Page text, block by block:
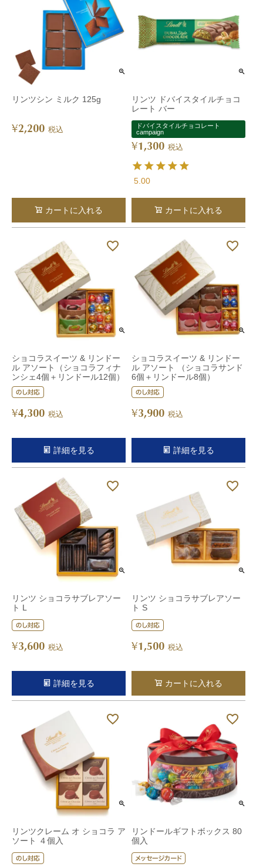
リンツシン ミルク 125g
¥2,200 税込
カートに入れる
リンツ ドバイスタイルチョコ
レート バー
ドバイスタイルチョコレート
campaign
¥1,300 税込
5.00
カートに入れる
ショコラスイーツ & リンドー
ル アソート（ショコラフィナ
ンシェ4個＋リンドール12個）
¥4,300 税込
詳細を見る
ショコラスイーツ & リンドー
ル アソート （ショコラサンド
6個＋リンドール8個）
¥3,900 税込
詳細を見る
リンツ ショコラサブレアソー
ト L
¥3,600 税込
詳細を見る
リンツ ショコラサブレアソー
ト S
¥1,500 税込
カートに入れる
リンツクレーム オ ショコラ ア
ソート ４個入
リンドールギフトボックス 80
個入